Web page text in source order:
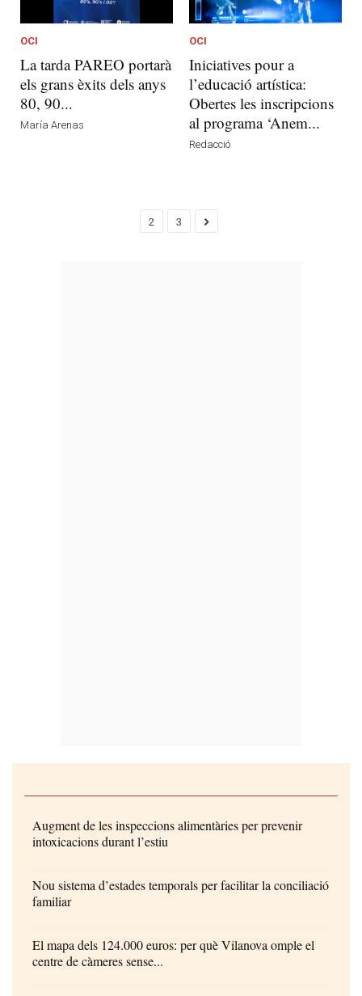
OCI
La tarda PAREO portarà
els grans èxits dels anys
80, 90...
María Arenas
OCI
Iniciatives pour a
l’educació artística:
Obertes les inscripcions
al programa ‘Anem...
Redacció
2 3
Augment de les inspeccions alimentàries per prevenir
intoxicacions durant l’estiu
Nou sistema d’estades temporals per facilitar la conciliació
familiar
El mapa dels 124.000 euros: per què Vilanova omple el
centre de càmeres sense...